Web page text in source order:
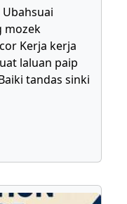
mozek
Kerja kerja
laluan paip
tandas sinki